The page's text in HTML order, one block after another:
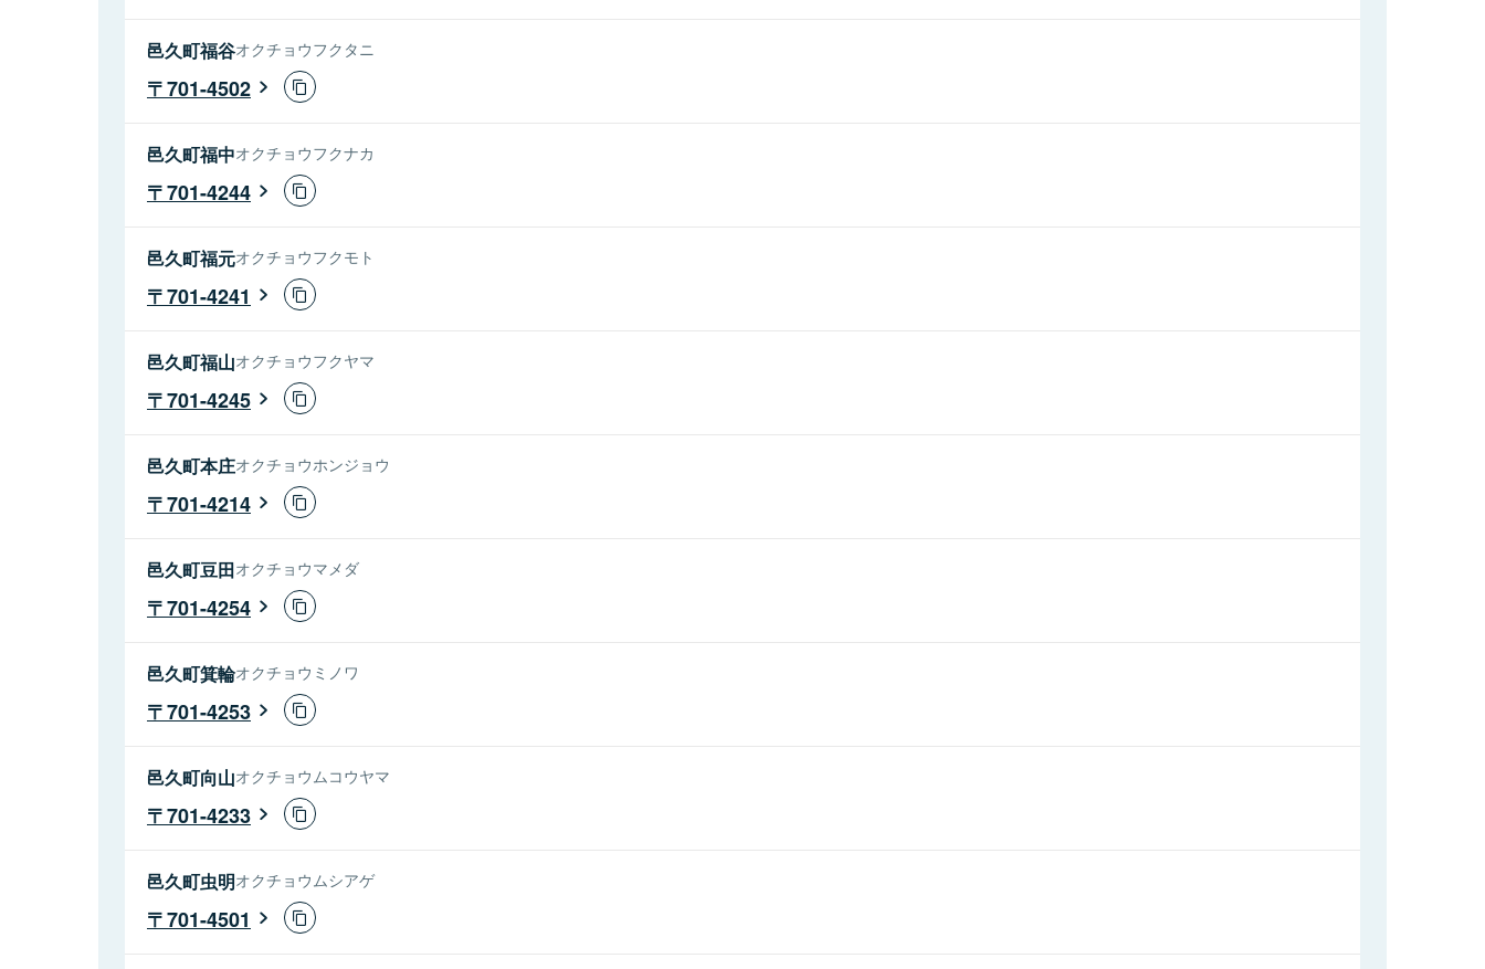
邑久町福谷オクチョウフクタニ
701-4502
邑久町福中オクチョウフクナカ
701-4244
邑久町福元オクチョウフクモト
701-4241
邑久町福山オクチョウフクヤマ
701-4245
邑久町本庄オクチョウホンジョウ
701-4214
邑久町豆田オクチョウマメダ
701-4254
邑久町箕輪オクチョウミノワ
701-4253
邑久町向山オクチョウムコウヤマ
701-4233
邑久町虫明オクチョウムシアゲ
701-4501